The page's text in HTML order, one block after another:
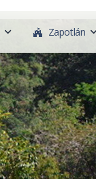
Zapotlán